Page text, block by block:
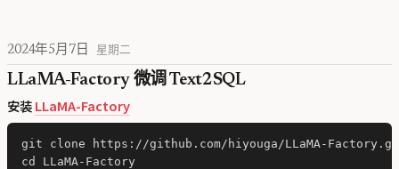
2024年5月7日 星期二
LLaMA-Factory 微调 Text2SQL
安装LLaMA-Factory
git clone https://github.com/hiyouga/LLaMA-
cd LLaMA-Factory